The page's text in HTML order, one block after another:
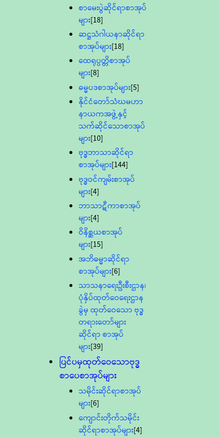
စာမေးပွဲဆိုင်ရာစာအုပ်
များ[18]
ဆဋ္ဌသံဂါယနာဆိုင်ရာ
စာအုပ်များ[18]
ထေရုပ္ပတ္တိစာအုပ်
များ[8]
ဓမ္မပဒစာအုပ်များ[5]
နိုင်ငံတော်သံဃမဟာ
နာယကအဖွဲ့နှင့်
သက်ဆိုင်သောစာအုပ်
များ[10]
ဗုဒ္ဓဘာသာဆိုင်ရာ
စာအုပ်များ[144]
ဗုဒ္ဓဝင်ကျမ်းစာအုပ်
များ[4]
ဘာသာဋီကာစာအုပ်
များ[4]
ဝိနိစ္ဆယစာအုပ်
များ[15]
အဘိဓမ္မာဆိုင်ရာ
စာအုပ်များ[6]
သာသနာရေးဦးစီးဌာန၊
ပုံနှိပ်ထုတ်ဝေရေးဌာန
ခွဲမှ ထုတ်ဝေသော ဗုဒ္ဓ
တရားတော်များ
ဆိုင်ရာ စာအုပ်
များ[39]
ပြင်ပမှထုတ်ဝေသောဗုဒ္ဓ
စာပေစာအုပ်များ
သမိုင်းဆိုင်ရာစာအုပ်
များ[6]
ကျောင်းတိုက်သမိုင်း
ဆိုင်ရာစာအုပ်များ[4]